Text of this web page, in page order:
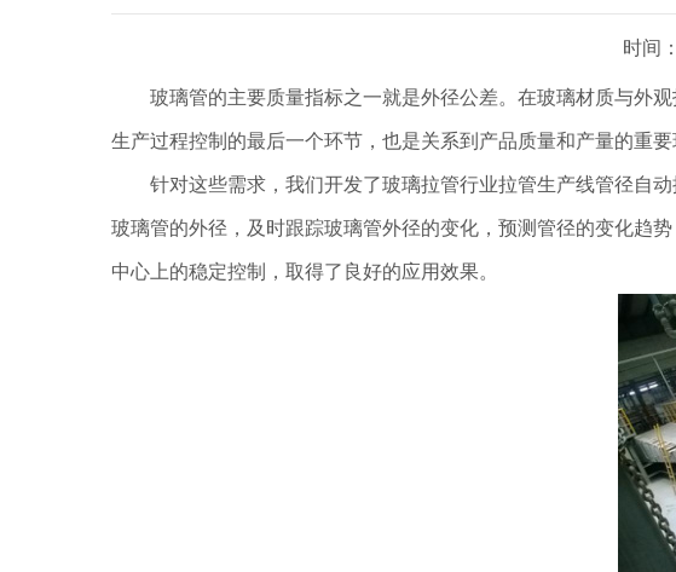
时间
玻璃管的主要质量指标之一就是外径公差。在玻璃材质与外观
生产过程控制的最后一个环节，也是关系到产品质量和产量的重要
针对这些需求，我们开发了玻璃拉管行业拉管生产线管径自动
玻璃管的外径，及时跟踪玻璃管外径的变化，预测管径的变化趋
中心上的稳定控制，取得了良好的应用效果。